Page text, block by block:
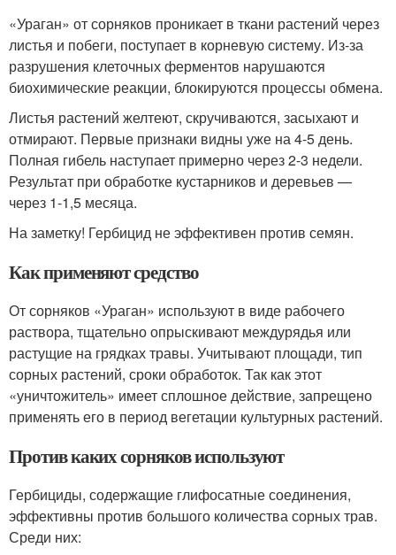
«Ураган» от сорняков проникает в ткани растений через
листья и побеги, поступает в корневую систему. Из-за
разрушения клеточных ферментов нарушаются
биохимические реакции, блокируются процессы обмена.
Листья растений желтеют, скручиваются, засыхают и
отмирают. Первые признаки видны уже на 4-5 день.
Полная гибель наступает примерно через 2-3 недели.
Результат при обработке кустарников и деревьев —
через 1-1,5 месяца.
На заметку! Гербицид не эффективен против семян.
Как применяют средство
От сорняков «Ураган» используют в виде рабочего
раствора, тщательно опрыскивают междурядья или
растущие на грядках травы. Учитывают площади, тип
сорных растений, сроки обработок. Так как этот
«уничтожитель» имеет сплошное действие, запрещено
применять его в период вегетации культурных растений.
Против каких сорняков используют
Гербициды, содержащие глифосатные соединения,
эффективны против большого количества сорных трав.
Среди них: